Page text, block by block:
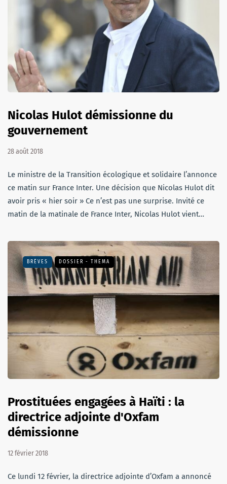
Nicolas Hulot démissionne du
gouvernement
28 août 2018
Le ministre de la Transition écologique et solidaire l’annonce
ce matin sur France Inter. Une décision que Nicolas Hulot dit
avoir pris « hier soir » Ce n’est pas une surprise. Invité ce
matin de la matinale de France Inter, Nicolas Hulot vient…
BRÈVES DOSSIER - THEMA
Prostituées engagées à Haïti : la
directrice adjointe d'Oxfam
démissionne
12 février 2018
Ce lundi 12 février, la directrice adjointe d’Oxfam a annoncé